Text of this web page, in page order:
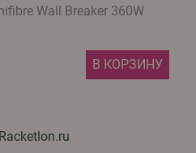
Wall Breaker 360W
В КОРЗИНУ